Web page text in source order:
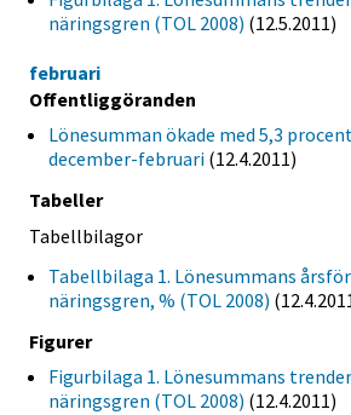
näringsgren (TOL 2008) (12.5.2011)
februari
Offentliggöranden
Lönesumman ökade med 5,3
december-februari (12.4.2011)
Tabeller
Tabellbilagor
Tabellbilaga 1. Lönesummans
näringsgren, % (TOL 2008)
Figurer
Figurbilaga 1. Lönesummans
näringsgren (TOL 2008) (12.4.2011)